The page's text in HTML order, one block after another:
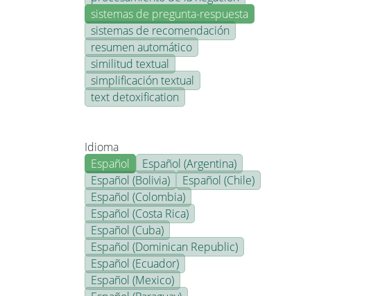
sistemas de pregunta-respuesta
sistemas de recomendación
resumen automático
similitud textual
simplificación textual
text detoxification
Idioma
Español
Español (Argentina)
Español (Bolivia)
Español (Chile)
Español (Colombia)
Español (Costa Rica)
Español (Cuba)
Español (Dominican Republic)
Español (Ecuador)
Español (Mexico)